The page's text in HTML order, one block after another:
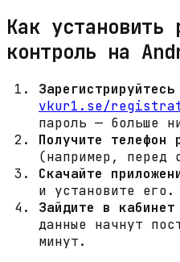
Как установить
контроль на
Зарегистрируйтесь
vkur1.se/
пароль — больше
Получите телефон
(например, перед
Скачайте
и установите его.
Зайдите в кабинет
данные начнут
минут.